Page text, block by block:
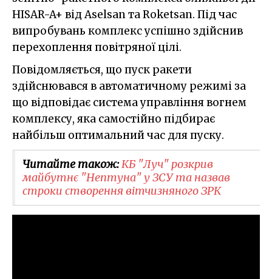
HISAR-A+ від Aselsan та Roketsan. Під час
випробувань комплекс успішно здійснив
перехоплення повітряної цілі.
Повідомляється, що пуск ракети
здійснювався в автоматичному режимі за
що відповідає система управління вогнем
комплексу, яка самостійно підбирає
найбільш оптимальний час для пуску.
Читайте також:​КБ "Луч" розкрив
майбутнє "Нептуна" у ЗСУ та назвав
строки створення вітчизняного ЗРК